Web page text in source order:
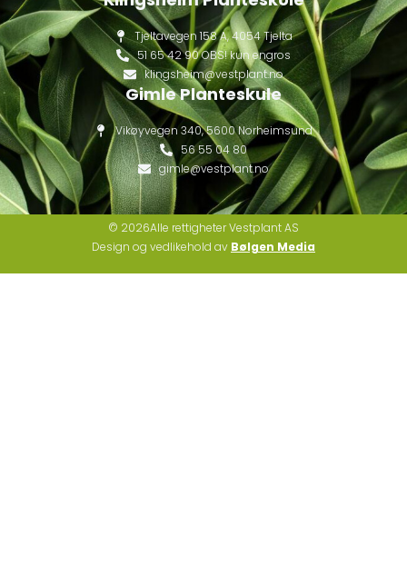
Tjeltavegen 158 A, 4054 Tjelta
51 65 42 90 OBS! kun engros
klingsheim@vestplant.no
Gimle Planteskule
Vikøyvegen 340, 5600 Norheimsund
56 55 04 80
gimle@vestplant.no
© 2026Alle rettigheter Vestplant AS
Design og vedlikehold av Bølgen Media